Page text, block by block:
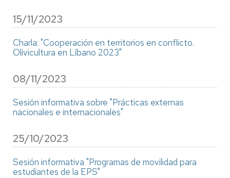
15/11/2023
Charla: "Cooperación en territorios en conflicto.
Olivicultura en Líbano 2023"
08/11/2023
Sesión informativa sobre "Prácticas externas
nacionales e internacionales"
25/10/2023
Sesión informativa "Programas de movilidad para
estudiantes de la EPS"